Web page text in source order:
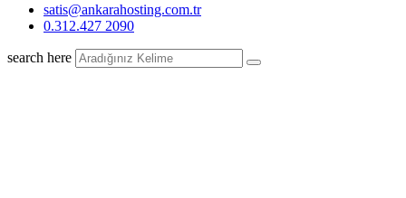
satis@ankarahosting.com.tr
0.312.427 2090
search here